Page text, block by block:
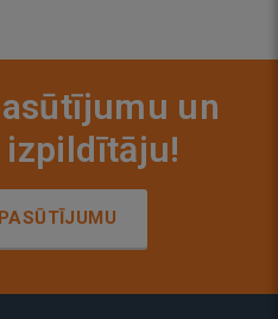
un
izpildītāju!